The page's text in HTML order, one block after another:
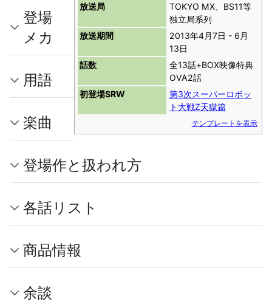
放送局
TOKYO MX、BS11等
独立局系列
放送期間
2013年4月7日 - 6月
13日
話数
全13話+BOX映像特典
OVA2話
初登場SRW
第3次スーパーロボッ
ト大戦Z天獄篇
テンプレートを表示
登場
メカ
用語
楽曲
登場作と扱われ方
各話リスト
商品情報
余談